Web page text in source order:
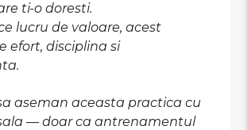
ti-o doresti.
lucru de valoare, acest
efort, disciplina si
aseman aceasta practica cu
— doar ca antrenamentul